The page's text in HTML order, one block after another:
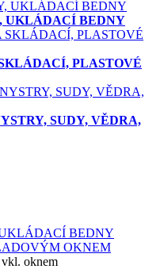
UKLÁDACÍ BEDNY
PLASTOVÉ
SUDY, VĚDRA,
BEDNY
OKNEM
oknem